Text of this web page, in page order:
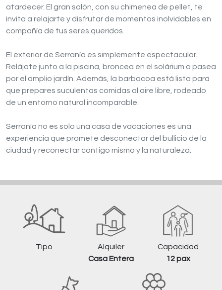
atardecer. El gran salón, con su chimenea de pellet, te
invita a relajarte y disfrutar de momentos inolvidables en
compañía de tus seres queridos.
El exterior de Serranía es simplemente espectacular.
Relájate junto a la piscina, broncea en el solárium o pasea
por el amplio jardín. Además, la barbacoa está lista para
que prepares suculentas comidas al aire libre, rodeado
de un entorno natural incomparable.
Serranía no es solo una casa de vacaciones es una
experiencia que promete desconectar del bullicio de la
ciudad y reconectar contigo mismo y la naturaleza.
Tipo
Alquiler
Casa Entera
Capacidad
12 pax